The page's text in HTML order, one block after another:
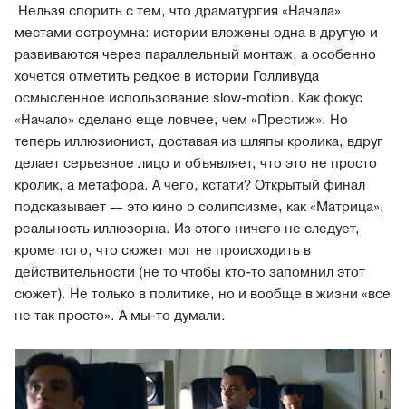
Нельзя спорить с тем, что драматургия «Начала»
местами остроумна: истории вложены одна в другую и
развиваются через параллельный монтаж, а особенно
хочется отметить редкое в истории Голливуда
осмысленное использование slow-motion. Как фокус
«Начало» сделано еще ловчее, чем «Престиж». Но
теперь иллюзионист, доставая из шляпы кролика, вдруг
делает серьезное лицо и объявляет, что это не просто
кролик, а метафора. А чего, кстати? Открытый финал
подсказывает — это кино о солипсизме, как «Матрица»,
реальность иллюзорна. Из этого ничего не следует,
кроме того, что сюжет мог не происходить в
действительности (не то чтобы кто-то запомнил этот
сюжет). Не только в политике, но и вообще в жизни «все
не так просто». А мы-то думали.